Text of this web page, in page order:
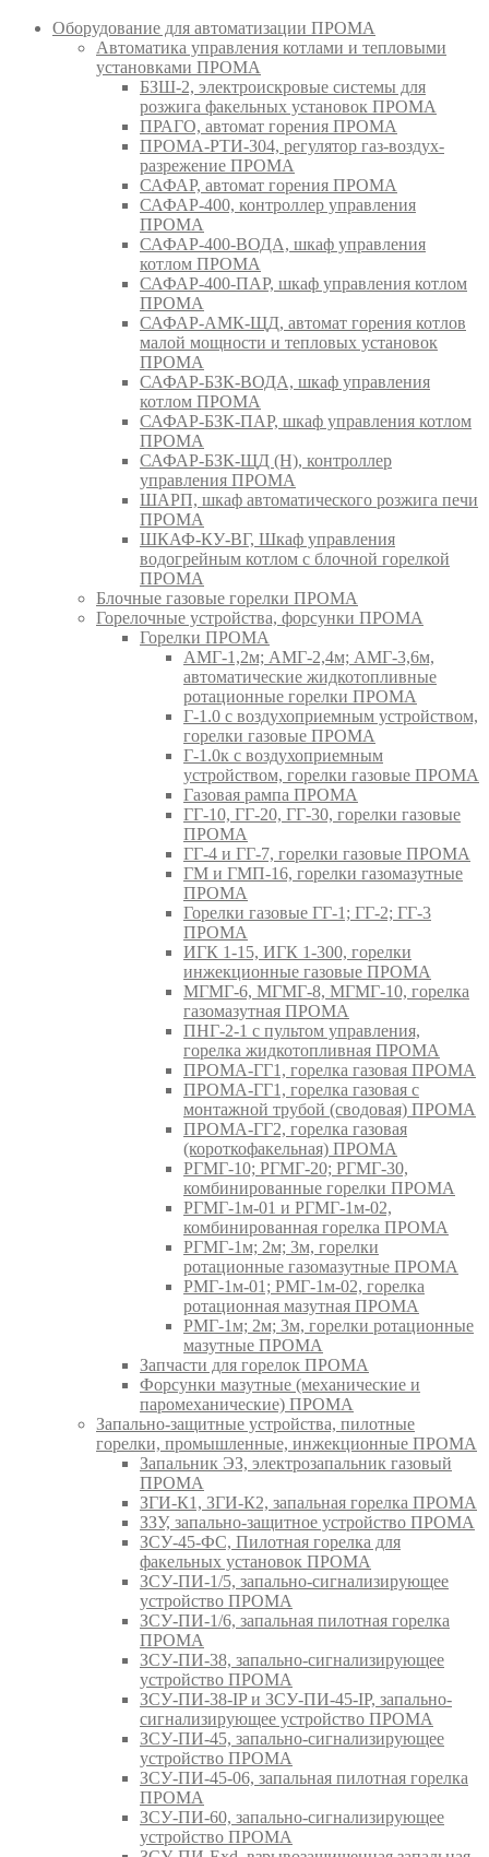
Оборудование для автоматизации ПРОМА
Автоматика управления котлами и тепловыми
установками ПРОМА
БЗШ-2, электроискровые системы для
розжига факельных установок ПРОМА
ПРАГО, автомат горения ПРОМА
ПРОМА-РТИ-304, регулятор газ-воздух-
разрежение ПРОМА
САФАР, автомат горения ПРОМА
САФАР-400, контроллер управления
ПРОМА
САФАР-400-ВОДА, шкаф управления
котлом ПРОМА
САФАР-400-ПАР, шкаф управления котлом
ПРОМА
САФАР-АМК-ЩД, автомат горения котлов
малой мощности и тепловых установок
ПРОМА
САФАР-БЗК-ВОДА, шкаф управления
котлом ПРОМА
САФАР-БЗК-ПАР, шкаф управления котлом
ПРОМА
САФАР-БЗК-ЩД (Н), контроллер
управления ПРОМА
ШАРП, шкаф автоматического розжига печи
ПРОМА
ШКАФ-КУ-ВГ, Шкаф управления
водогрейным котлом с блочной горелкой
ПРОМА
Блочные газовые горелки ПРОМА
Горелочные устройства, форсунки ПРОМА
Горелки ПРОМА
АМГ-1,2м; АМГ-2,4м; АМГ-3,6м,
автоматические жидкотопливные
ротационные горелки ПРОМА
Г-1.0 с воздухоприемным устройством,
горелки газовые ПРОМА
Г-1.0к с воздухоприемным
устройством, горелки газовые ПРОМА
Газовая рампа ПРОМА
ГГ-10, ГГ-20, ГГ-30, горелки газовые
ПРОМА
ГГ-4 и ГГ-7, горелки газовые ПРОМА
ГМ и ГМП-16, горелки газомазутные
ПРОМА
Горелки газовые ГГ-1; ГГ-2; ГГ-3
ПРОМА
ИГК 1-15, ИГК 1-300, горелки
инжекционные газовые ПРОМА
МГМГ-6, МГМГ-8, МГМГ-10, горелка
газомазутная ПРОМА
ПНГ-2-1 с пультом управления,
горелка жидкотопливная ПРОМА
ПРОМА-ГГ1, горелка газовая ПРОМА
ПРОМА-ГГ1, горелка газовая с
монтажной трубой (сводовая) ПРОМА
ПРОМА-ГГ2, горелка газовая
(короткофакельная) ПРОМА
РГМГ-10; РГМГ-20; РГМГ-30,
комбинированные горелки ПРОМА
РГМГ-1м-01 и РГМГ-1м-02,
комбинированная горелка ПРОМА
РГМГ-1м; 2м; 3м, горелки
ротационные газомазутные ПРОМА
РМГ-1м-01; РМГ-1м-02, горелка
ротационная мазутная ПРОМА
РМГ-1м; 2м; 3м, горелки ротационные
мазутные ПРОМА
Запчасти для горелок ПРОМА
Форсунки мазутные (механические и
паромеханические) ПРОМА
Запально-защитные устройства, пилотные
горелки, промышленные, инжекционные ПРОМА
Запальник ЭЗ, электрозапальник газовый
ПРОМА
ЗГИ-К1, ЗГИ-К2, запальная горелка ПРОМА
ЗЗУ, запально-защитное устройство ПРОМА
ЗСУ-45-ФС, Пилотная горелка для
факельных установок ПРОМА
ЗСУ-ПИ-1/5, запально-сигнализирующее
устройство ПРОМА
ЗСУ-ПИ-1/6, запальная пилотная горелка
ПРОМА
ЗСУ-ПИ-38, запально-сигнализирующее
устройство ПРОМА
ЗСУ-ПИ-38-IP и ЗСУ-ПИ-45-IP, запально-
сигнализирующее устройство ПРОМА
ЗСУ-ПИ-45, запально-сигнализирующее
устройство ПРОМА
ЗСУ-ПИ-45-06, запальная пилотная горелка
ПРОМА
ЗСУ-ПИ-60, запально-сигнализирующее
устройство ПРОМА